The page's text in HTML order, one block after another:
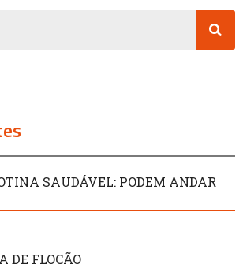
SAUDÁVEL: PODEM ANDAR
DE FLOCÃO